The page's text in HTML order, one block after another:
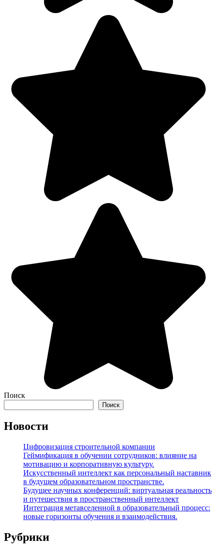
Поиск
Поиск
Новости
Цифровизация строительной компании
Геймификация в обучении сотрудников: влияние на
мотивацию и корпоративную культуру.
Искусственный интеллект как персональный наставник
в будущем образовательном пространстве.
Будущее научных конференций: виртуальная реальность
и путешествия в пространственный интеллект
Интеграция метавселенной в образовательный процесс:
новые горизонты обучения и взаимодействия.
Рубрики